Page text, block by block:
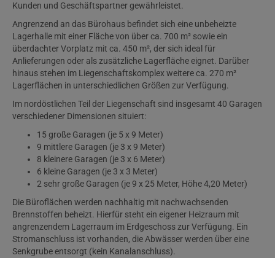
Kunden und Geschäftspartner gewährleistet.
Angrenzend an das Bürohaus befindet sich eine unbeheizte
Lagerhalle mit einer Fläche von über ca. 700 m² sowie ein
überdachter Vorplatz mit ca. 450 m², der sich ideal für
Anlieferungen oder als zusätzliche Lagerfläche eignet. Darüber
hinaus stehen im Liegenschaftskomplex weitere ca. 270 m²
Lagerflächen in unterschiedlichen Größen zur Verfügung.
Im nordöstlichen Teil der Liegenschaft sind insgesamt 40 Garagen
verschiedener Dimensionen situiert:
15 große Garagen (je 5 x 9 Meter)
9 mittlere Garagen (je 3 x 9 Meter)
8 kleinere Garagen (je 3 x 6 Meter)
6 kleine Garagen (je 3 x 3 Meter)
2 sehr große Garagen (je 9 x 25 Meter, Höhe 4,20 Meter)
Die Büroflächen werden nachhaltig mit nachwachsenden
Brennstoffen beheizt. Hierfür steht ein eigener Heizraum mit
angrenzendem Lagerraum im Erdgeschoss zur Verfügung. Ein
Stromanschluss ist vorhanden, die Abwässer werden über eine
Senkgrube entsorgt (kein Kanalanschluss).